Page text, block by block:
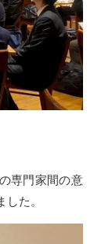
専門家間の意
た。